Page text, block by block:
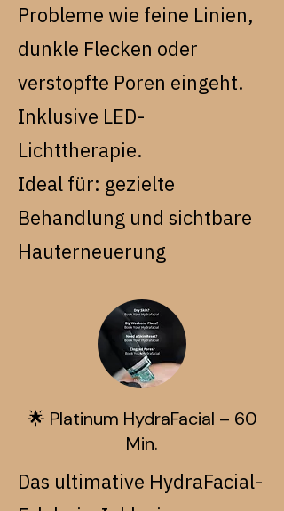
Probleme wie feine Linien,
dunkle Flecken oder
verstopfte Poren eingeht.
Inklusive LED-
Lichttherapie.
Ideal für: gezielte
Behandlung und sichtbare
Hauterneuerung
🌟 Platinum HydraFacial – 60
Min.
Das ultimative HydraFacial-